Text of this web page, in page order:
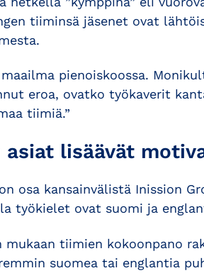
tiiminsä jäsenet ovat
pienoiskoossa.
eroa, ovatko työkaverit
tiimiä.”
asiat lisäävät
osa kansainvälistä Inission
työkielet ovat suomi ja
mukaan tiimien kokoonpano
suomea tai englantia